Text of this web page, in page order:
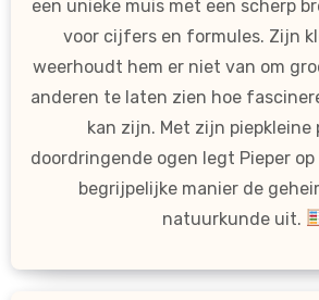
een unieke muis met een scherp
voor cijfers en formules. Zijn
weerhoudt hem er niet van om
anderen te laten zien hoe
kan zijn. Met zijn piepkleine
doordringende ogen legt Pieper
begrijpelijke manier de
natuurkunde uit.